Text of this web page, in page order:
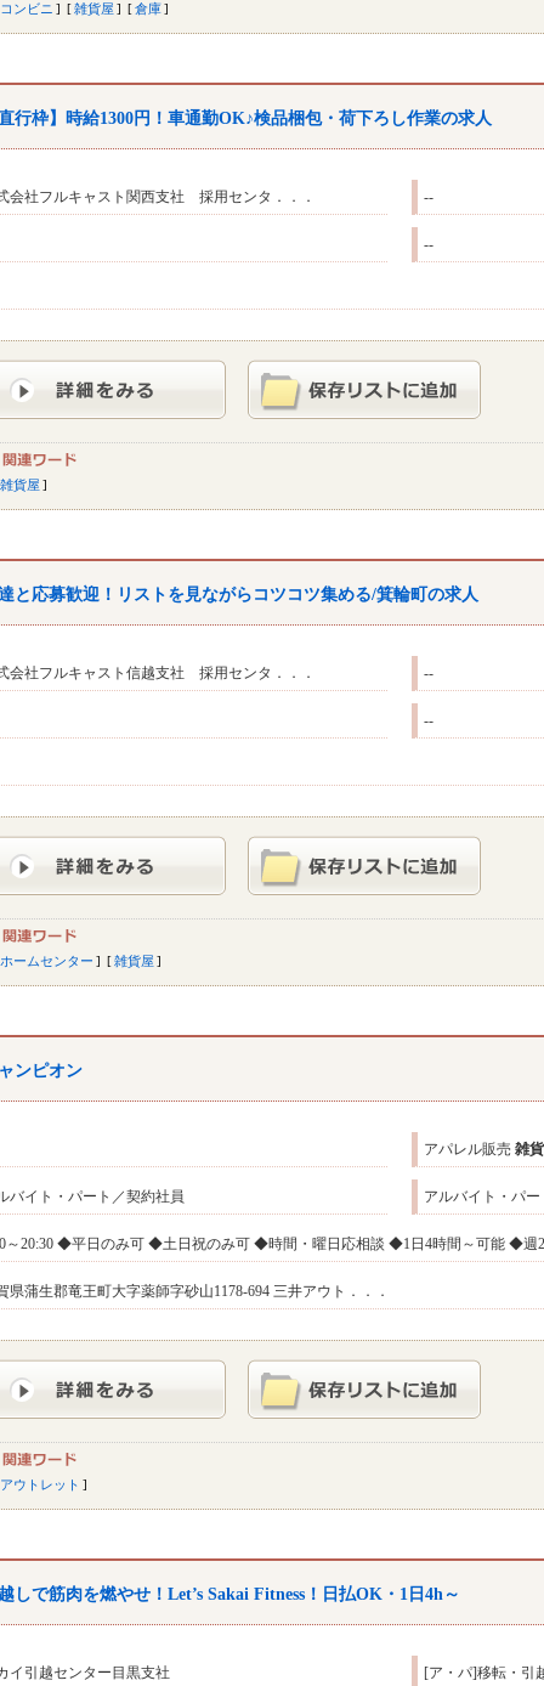
コンビニ 雑貨屋 倉庫
直行枠】時給1300円！車通勤OK♪検品梱包・荷下ろし作業の求人
会社フルキャスト関西支社 採用センタ．．． --
--
雑貨屋
と応募歓迎！リストを見ながらコツコツ集める/箕輪町の求人
会社フルキャスト信越支社 採用センタ．．． --
--
ホームセンター 雑貨屋
ンピオン
アパレル販売 雑貨
バイト・パート／契約社員 アルバイト・パー
～20:30 ◆平日のみ可 ◆土日祝のみ可 ◆時間・曜日応相談 ◆1日4時間～可能 ◆週
県蒲生郡竜王町大字薬師字砂山1178-694 三井アウト．．．
アウトレット
しで筋肉を燃やせ！Let’s Sakai Fitness！日払OK・1日4h～
イ引越センター目黒支社 [ア・パ]移転・引